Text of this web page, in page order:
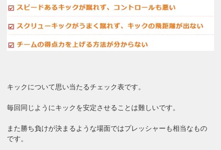
キックについて思い当たるチェック表です。
毎回同じようにキックを安定させることは難しいです。
また勝ち負けが決まるような場面ではプレッシャーも相当なもの
です。